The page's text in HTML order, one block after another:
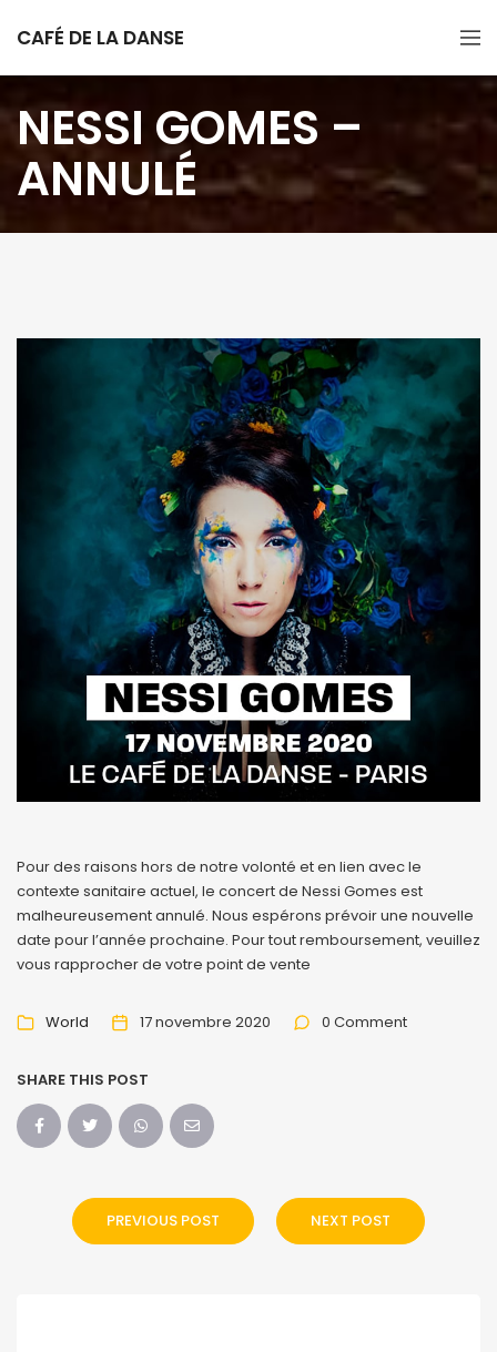
CAFÉ DE LA DANSE
NESSI GOMES –
ANNULÉ
Pour des raisons hors de notre volonté et en lien avec le
contexte sanitaire actuel, le concert de Nessi Gomes est
malheureusement annulé. Nous espérons prévoir une nouvelle
date pour l’année prochaine. Pour tout remboursement, veuillez
vous rapprocher de votre point de vente
World 17 novembre 2020 0 Comment
SHARE THIS POST
PREVIOUS POST NEXT POST